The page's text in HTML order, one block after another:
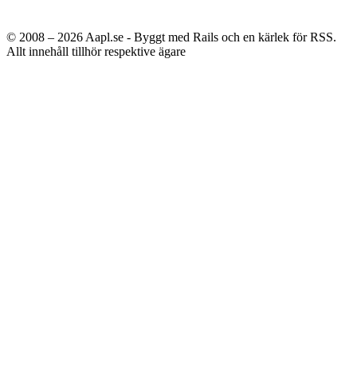
© 2008 – 2026 Aapl.se - Byggt med Rails och en kärlek för RSS.
Allt innehåll tillhör respektive ägare